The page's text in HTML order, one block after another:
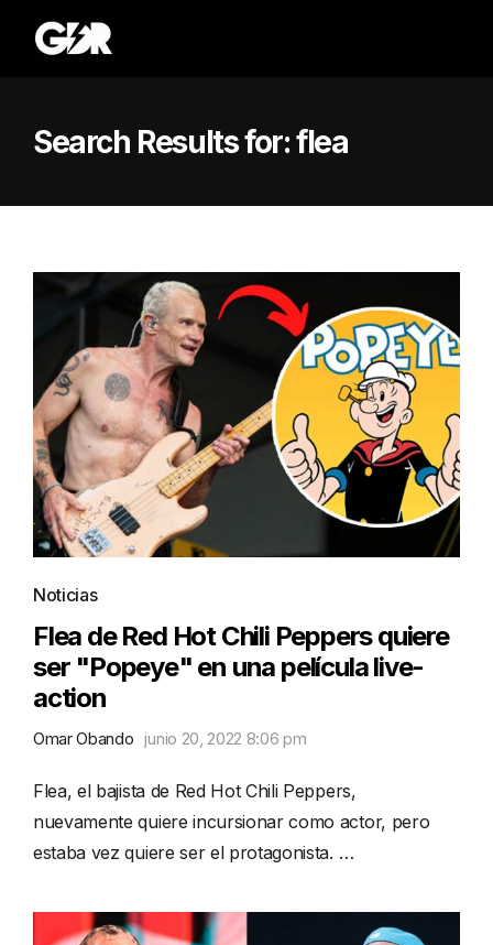
Search Results for:flea
Noticias
Flea de Red Hot Chili Peppers quiere
ser "Popeye" en una película live-
action
Omar Obando junio 20, 2022 8:06 pm
Flea, el bajista de Red Hot Chili Peppers,
nuevamente quiere incursionar como actor, pero
estaba vez quiere ser el protagonista. …